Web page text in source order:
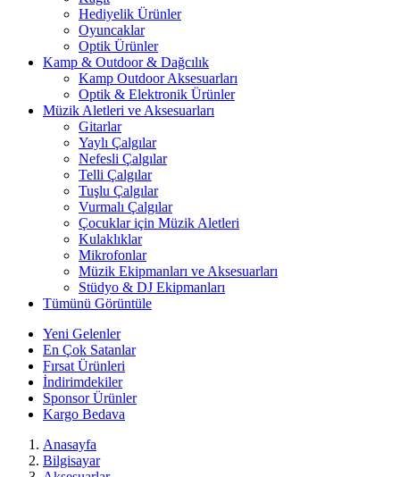
Hediyelik Ürünler
Oyuncaklar
Optik Ürünler
Kamp & Outdoor & Dağcılık
Kamp Outdoor Aksesuarları
Optik & Elektronik Ürünler
Müzik Aletleri ve Aksesuarları
Gitarlar
Yaylı Çalgılar
Nefesli Çalgılar
Telli Çalgılar
Tuşlu Çalgılar
Vurmalı Çalgılar
Çocuklar için Müzik Aletleri
Kulaklıklar
Mikrofonlar
Müzik Ekipmanları ve Aksesuarları
Stüdyo & DJ Ekipmanları
Tümünü Görüntüle
Yeni Gelenler
En Çok Satanlar
Fırsat Ürünleri
İndirimdekiler
Sponsor Ürünler
Kargo Bedava
Anasayfa
Bilgisayar